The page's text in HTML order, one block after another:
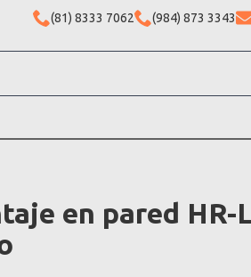
(81) 8333 7062 (984) 873 3343
en pared HR-